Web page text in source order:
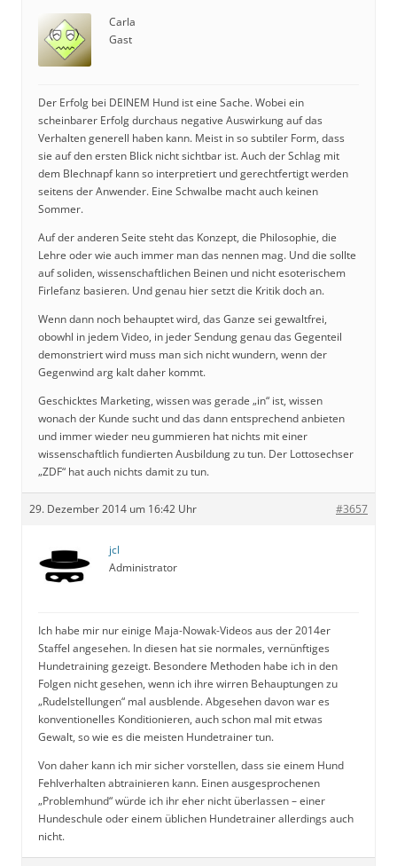
Carla
Gast
Der Erfolg bei DEINEM Hund ist eine Sache. Wobei ein
scheinbarer Erfolg durchaus negative Auswirkung auf das
Verhalten generell haben kann. Meist in so subtiler Form, dass
sie auf den ersten Blick nicht sichtbar ist. Auch der Schlag mit
dem Blechnapf kann so interpretiert und gerechtfertigt werden
seitens der Anwender. Eine Schwalbe macht auch keinen
Sommer.
Auf der anderen Seite steht das Konzept, die Philosophie, die
Lehre oder wie auch immer man das nennen mag. Und die sollte
auf soliden, wissenschaftlichen Beinen und nicht esoterischem
Firlefanz basieren. Und genau hier setzt die Kritik doch an.
Wenn dann noch behauptet wird, das Ganze sei gewaltfrei,
obowhl in jedem Video, in jeder Sendung genau das Gegenteil
demonstriert wird muss man sich nicht wundern, wenn der
Gegenwind arg kalt daher kommt.
Geschicktes Marketing, wissen was gerade „in“ ist, wissen
wonach der Kunde sucht und das dann entsprechend anbieten
und immer wieder neu gummieren hat nichts mit einer
wissenschaftlich fundierten Ausbildung zu tun. Der Lottosechser
„ZDF“ hat auch nichts damit zu tun.
29. Dezember 2014 um 16:42 Uhr #3657
jcl
Administrator
Ich habe mir nur einige Maja-Nowak-Videos aus der 2014er
Staffel angesehen. In diesen hat sie normales, vernünftiges
Hundetraining gezeigt. Besondere Methoden habe ich in den
Folgen nicht gesehen, wenn ich ihre wirren Behauptungen zu
„Rudelstellungen“ mal ausblende. Abgesehen davon war es
konventionelles Konditionieren, auch schon mal mit etwas
Gewalt, so wie es die meisten Hundetrainer tun.
Von daher kann ich mir sicher vorstellen, dass sie einem Hund
Fehlverhalten abtrainieren kann. Einen ausgesprochenen
„Problemhund“ würde ich ihr eher nicht überlassen – einer
Hundeschule oder einem üblichen Hundetrainer allerdings auch
nicht.